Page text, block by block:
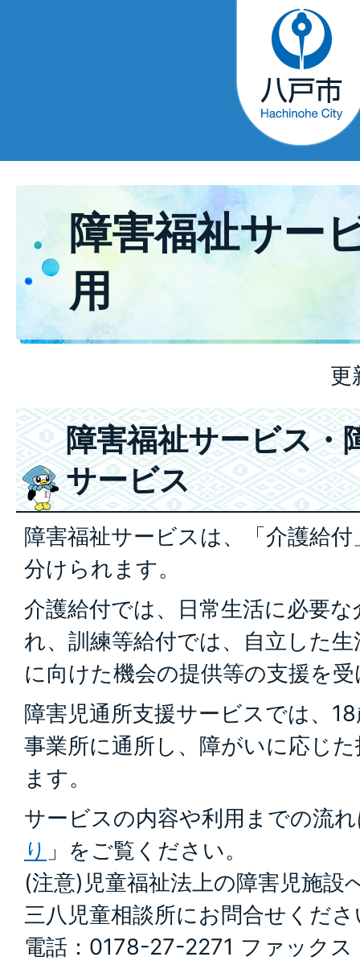
障害福祉サー
用
更
障害福祉サービス・
サービス
障害福祉サービスは、「介護給
分けられます。
介護給付では、日常生活に必要
れ、訓練等給付では、自立した
に向けた機会の提供等の支援を
障害児通所支援サービスでは、
事業所に通所し、障がいに応じ
ます。
サービスの内容や利用までの流
り 」をご覧ください。
(注意)児童福祉法上の障害児施設
三八児童相談所にお問合せくだ
電話：0178-27-2271 ファック